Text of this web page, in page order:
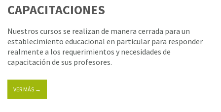
CAPACITACIONES
Nuestros cursos se realizan de manera cerrada para un
establecimiento educacional en particular para responder
realmente a los requerimientos y necesidades de
capacitación de sus profesores.
VER MÁS →